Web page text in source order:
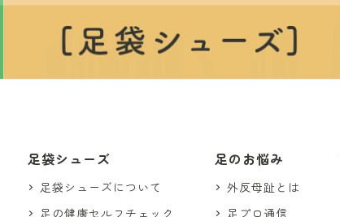
足袋シューズ
足袋シューズについて
足の健康セルフチェック
足のお悩み
外反母趾とは
足プロ通信